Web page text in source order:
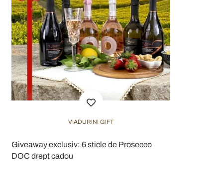
VIADURINI GIFT
Giveaway exclusiv: 6 sticle de Prosecco
DOC drept cadou